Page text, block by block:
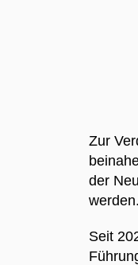
Zur
der
Seit